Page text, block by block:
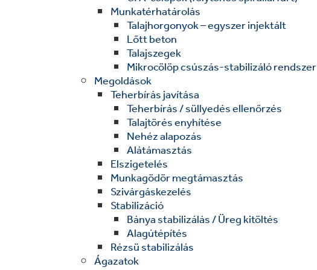
Munkatérhatárolás
Talajhorgonyok – egyszer injektált
Lőtt beton
Talajszegek
Mikrocölöp csúszás-stabilizáló rendszer
Megoldások
Teherbírás javítása
Teherbírás / süllyedés ellenőrzés
Talajtörés enyhítése
Nehéz alapozás
Alátámasztás
Elszigetelés
Munkagödör megtámasztás
Szivárgáskezelés
Stabilizáció
Bánya stabilizálás / Üreg kitöltés
Alagútépítés
Rézsü stabilizálás
Ágazatok